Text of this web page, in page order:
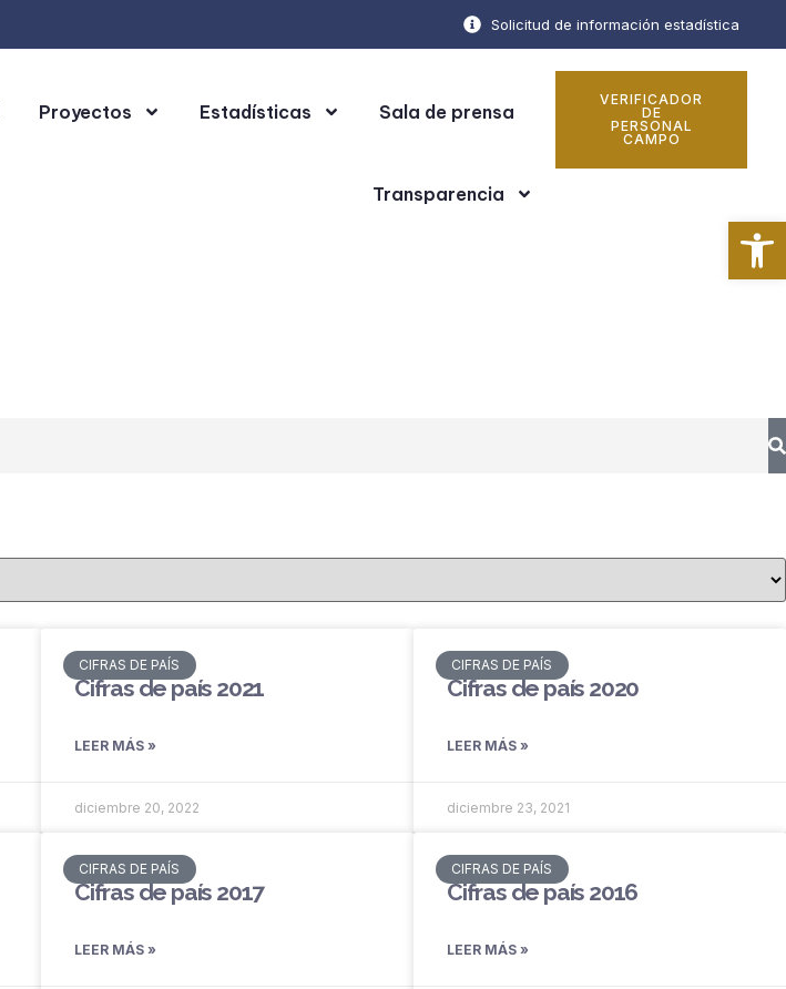
Solicitud de información estadística
Proyectos Estadísticas Sala de prensa
Transparencia
VERIFICADOR
DE
PERSONAL
CAMPO
CIFRAS DE PAÍS
Cifras de país 2021
LEER MÁS »
diciembre 20, 2022
CIFRAS DE PAÍS
Cifras de país 2020
LEER MÁS »
diciembre 23, 2021
CIFRAS DE PAÍS
Cifras de país 2017
LEER MÁS »
CIFRAS DE PAÍS
Cifras de país 2016
LEER MÁS »